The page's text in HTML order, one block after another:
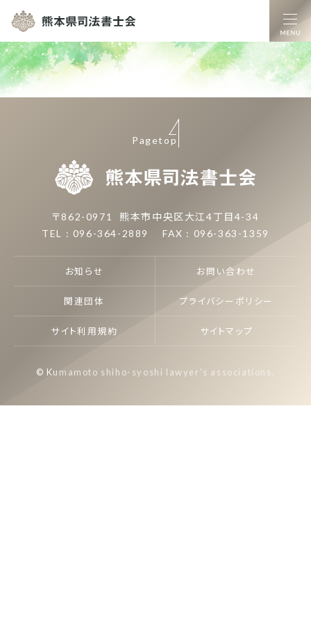
熊本県司法書士
〒862-0971
熊本市中央区大江4丁目4-34
TEL : 096-364-2889
FAX : 096-363-1359
お知らせ お問い合わせ
関連団体 プライバシーポリシー
サイト利用規約 サイトマップ
Pagetop
© Kumamoto shiho-syoshi lawyer's associations.